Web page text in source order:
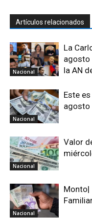
Artículos relacionados
Nacional
La
agosto
la AN
Nacional
Este
agosto
Nacional
Valor
Nacional
Monto|